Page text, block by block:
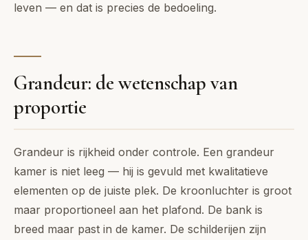
leven — en dat is precies de bedoeling.
Grandeur: de wetenschap van
proportie
Grandeur is rijkheid onder controle. Een grandeur
kamer is niet leeg — hij is gevuld met kwalitatieve
elementen op de juiste plek. De kroonluchter is groot
maar proportioneel aan het plafond. De bank is
breed maar past in de kamer. De schilderijen zijn